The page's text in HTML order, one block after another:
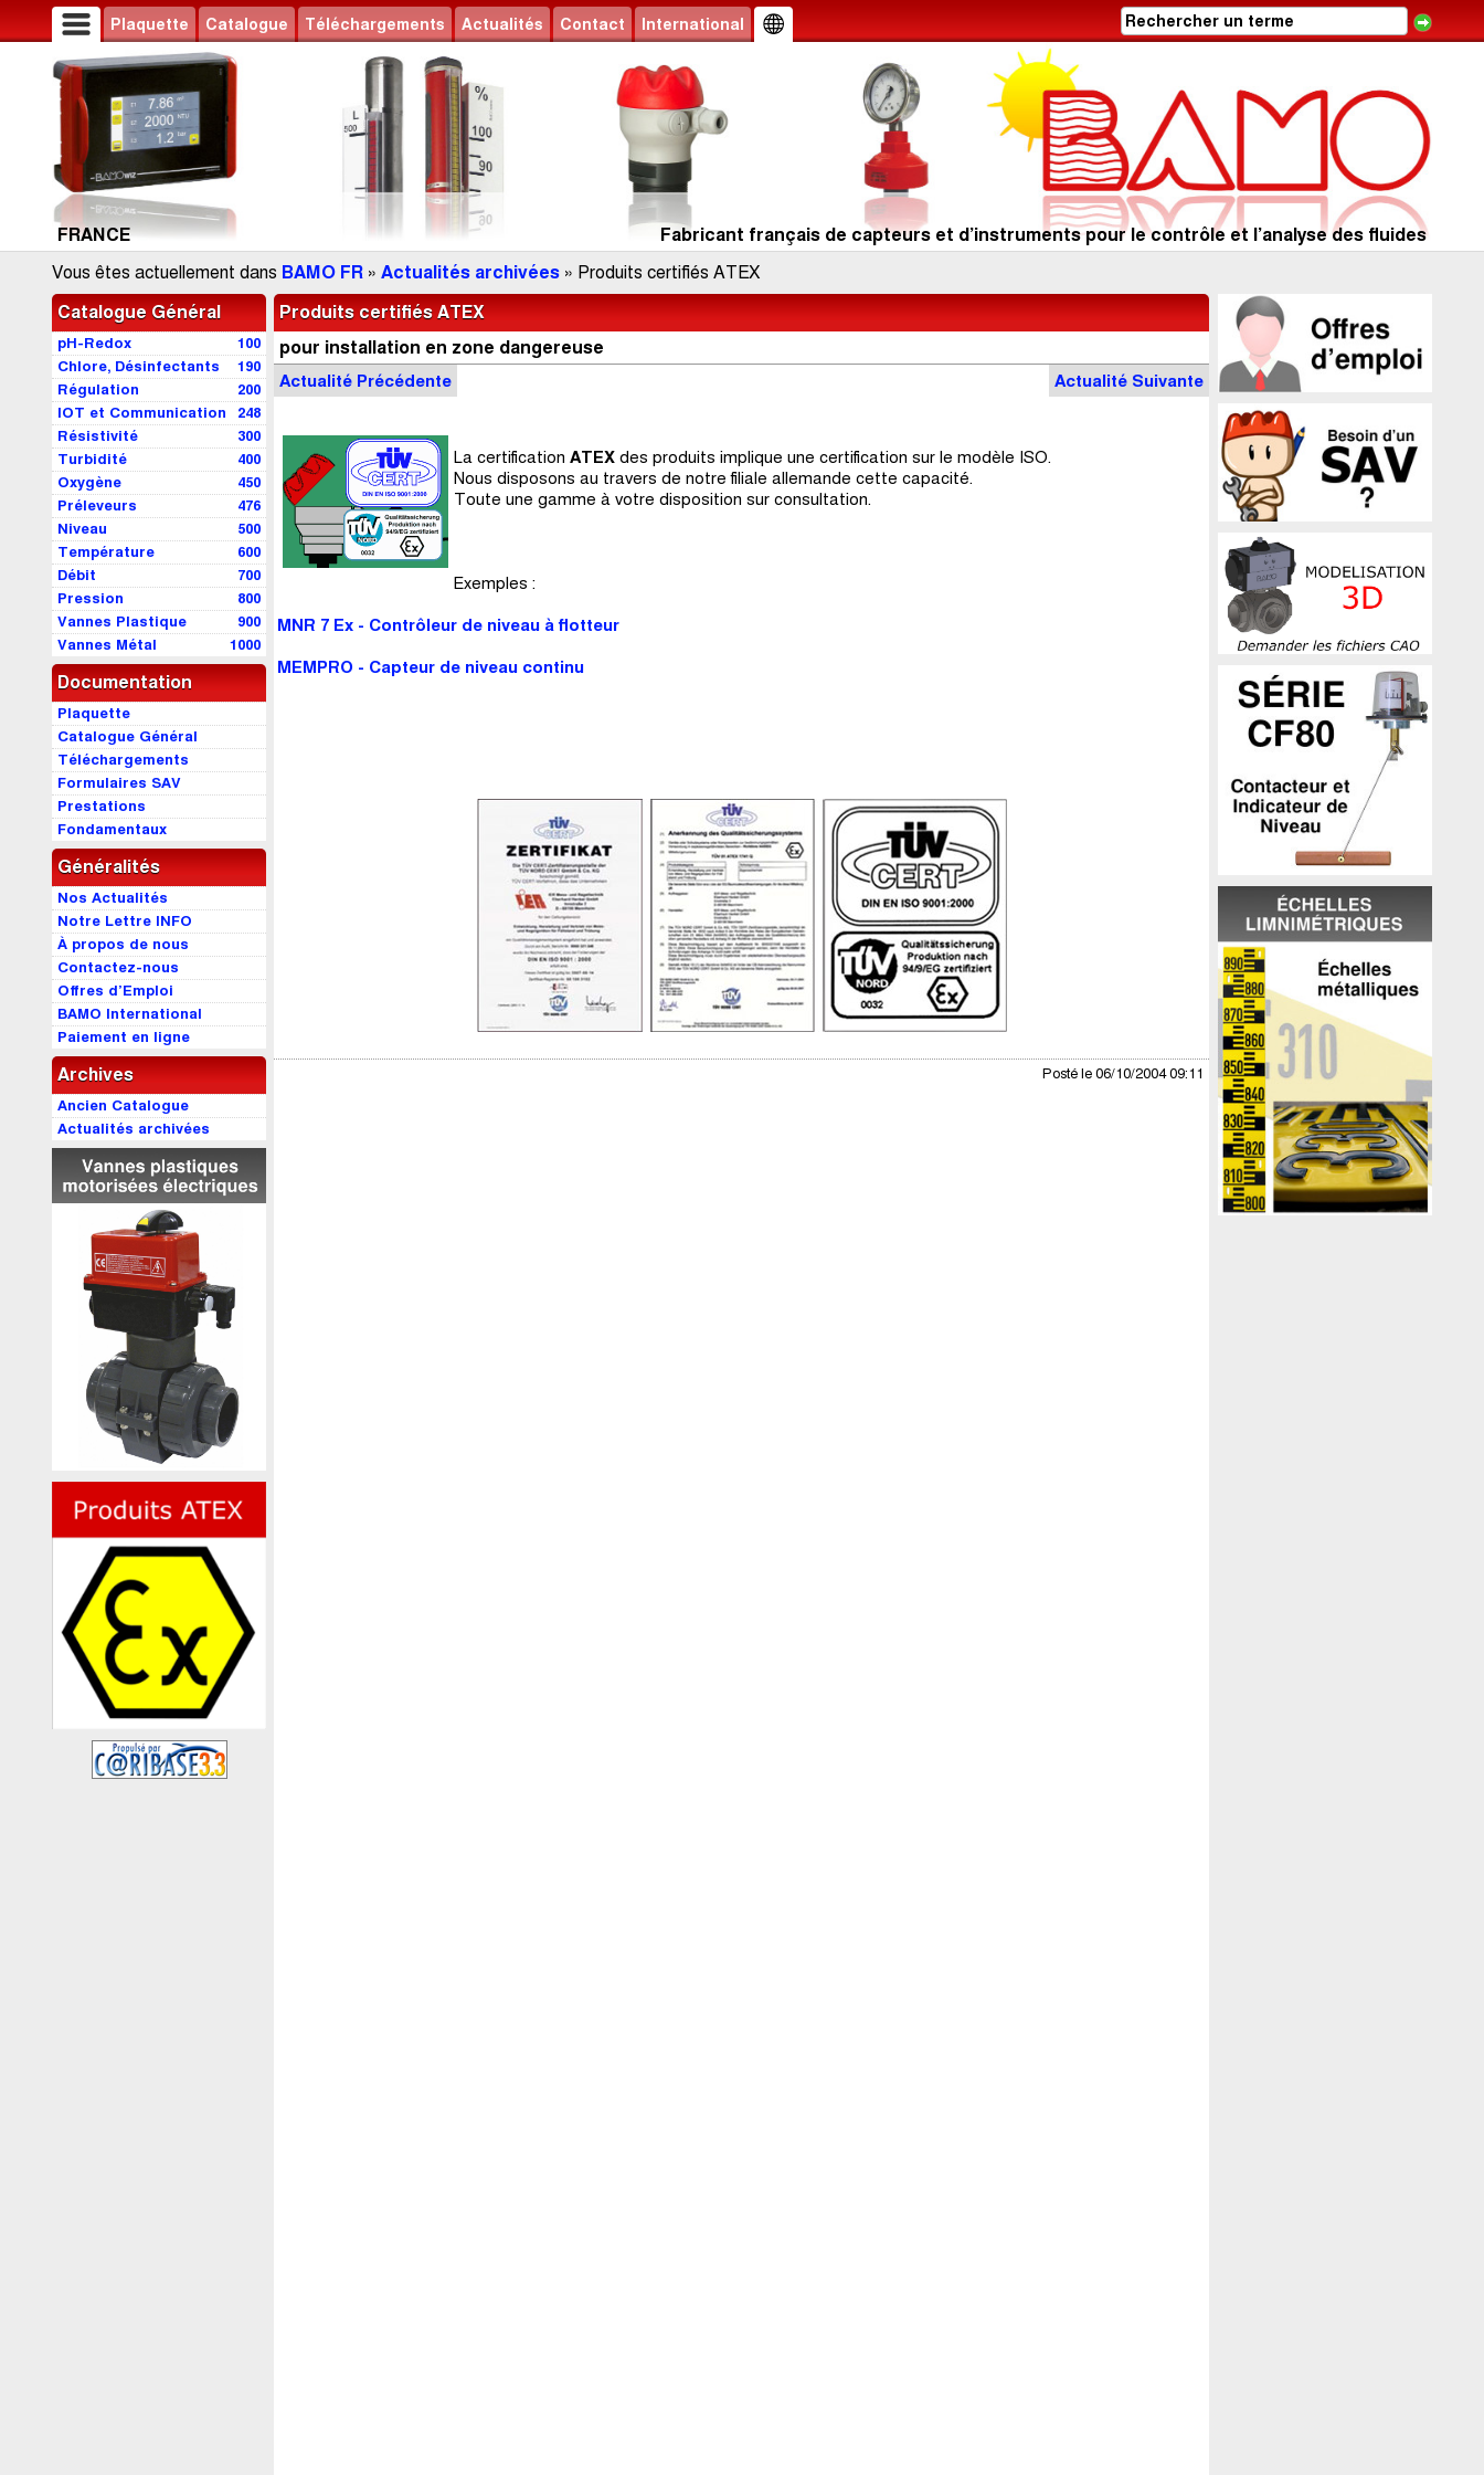
Plaquette Catalogue Téléchargements Actualités Contact International
FRANCE
Fabricant français de capteurs et d’instruments pour le contrôle et l’analyse des fluides
Vous êtes actuellement dans BAMO FR » Actualités archivées » Produits certifiés ATEX
Catalogue Général
100
pH-Redox
190
Chlore, Désinfectants
200
Régulation
248
IOT et Communication
300
Résistivité
400
Turbidité
450
Oxygène
476
Préleveurs
500
Niveau
600
Température
700
Débit
800
Pression
900
Vannes Plastique
1000
Vannes Métal
Documentation
Plaquette
Catalogue Général
Téléchargements
Formulaires SAV
Prestations
Fondamentaux
Généralités
Nos Actualités
Notre Lettre INFO
À propos de nous
Contactez-nous
Offres d’Emploi
BAMO International
Paiement en ligne
Archives
Ancien Catalogue
Actualités archivées
Produits certifiés ATEX
pour installation en zone dangereuse
Actualité Suivante
Actualité Précédente
La certification ATEX des produits implique une certification sur le modèle ISO.
Nous disposons au travers de notre filiale allemande cette capacité.
Toute une gamme à votre disposition sur consultation.
Exemples :
MNR 7 Ex - Contrôleur de niveau à flotteur
MEMPRO - Capteur de niveau continu
Posté le 06/10/2004 09:11